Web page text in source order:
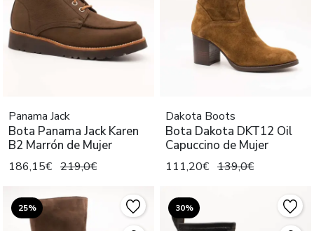
Panama Jack
Bota Panama Jack Karen
B2 Marrón de Mujer
186,15€ 219,0€
Dakota Boots
Bota Dakota DKT12 Oil
Capuccino de Mujer
111,20€ 139,0€
25% 30%